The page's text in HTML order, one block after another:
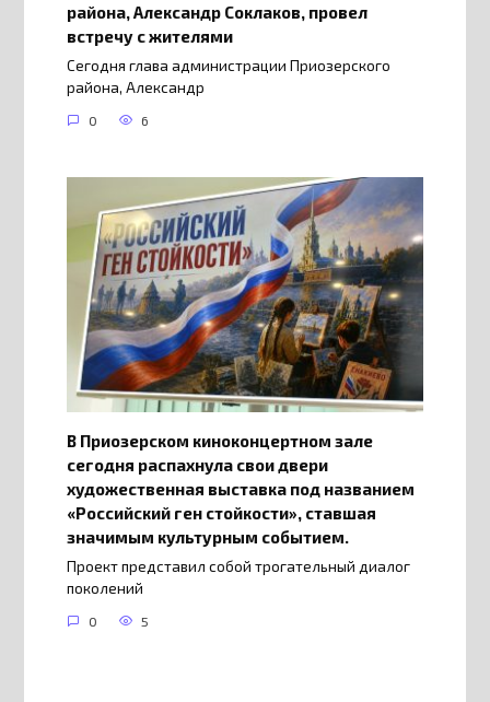
района, Александр Соклаков, провел
встречу с жителями
Сегодня глава администрации Приозерского
района, Александр
0 6
В Приозерском киноконцертном зале
сегодня распахнула свои двери
художественная выставка под названием
«Российский ген стойкости», ставшая
значимым культурным событием.
Проект представил собой трогательный диалог
поколений
0 5